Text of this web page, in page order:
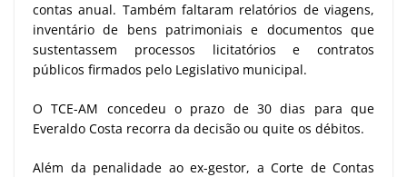
contas anual. Também faltaram relatórios de viagens,
inventário de bens patrimoniais e documentos que
sustentassem processos licitatórios e contratos
públicos firmados pelo Legislativo municipal.
O TCE-AM concedeu o prazo de 30 dias para que
Everaldo Costa recorra da decisão ou quite os débitos.
Além da penalidade ao ex-gestor, a Corte de Contas